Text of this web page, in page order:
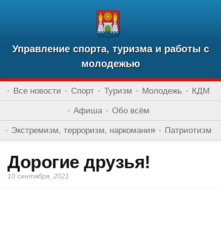
Управление спорта, туризма и работы с
молодежью
Все новости Спорт Туризм Молодежь КДМ
Афиша Обо всём
Экстремизм, терроризм, наркомания Патриотизм
Дорогие друзья!
10 сентября, 2021